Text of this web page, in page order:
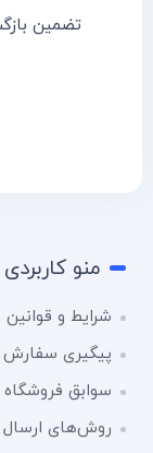
تضمین
منو کاربردی
شرایط و قوانین
پیگیری سفارش
سوابق فروشگاه
روش‌های ارسال